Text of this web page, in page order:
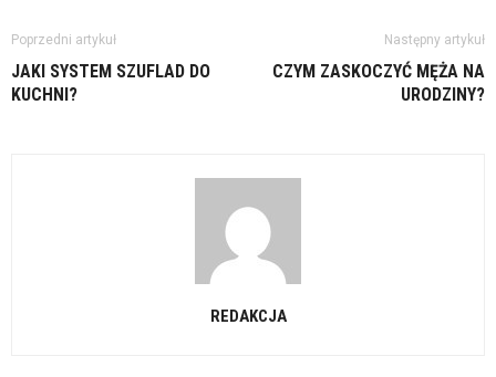
Poprzedni artykuł
JAKI SYSTEM SZUFLAD DO
KUCHNI?
Następny artykuł
CZYM ZASKOCZYĆ MĘŻA NA
URODZINY?
REDAKCJA